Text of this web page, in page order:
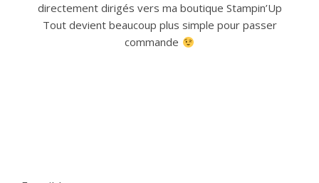
directement dirigés vers ma boutique Stampin’Up
Tout devient beaucoup plus simple pour passer
commande